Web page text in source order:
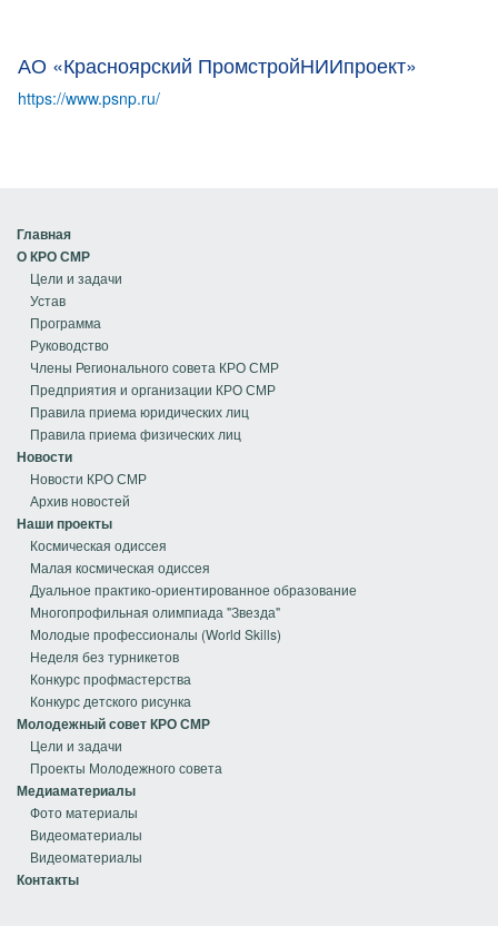
АО «Красноярский ПромстройНИИпроект»
https://www.psnp.ru/
Главная
О КРО СМР
Цели и задачи
Устав
Программа
Руководство
Члены Регионального совета КРО СМР
Предприятия и организации КРО СМР
Правила приема юридических лиц
Правила приема физических лиц
Новости
Новости КРО СМР
Архив новостей
Наши проекты
Космическая одиссея
Малая космическая одиссея
Дуальное практико-ориентированное образование
Многопрофильная олимпиада "Звезда"
Молодые профессионалы (World Skills)
Неделя без турникетов
Конкурс профмастерства
Конкурс детского рисунка
Молодежный совет КРО СМР
Цели и задачи
Проекты Молодежного совета
Медиаматериалы
Фото материалы
Видеоматериалы
Видеоматериалы
Контакты